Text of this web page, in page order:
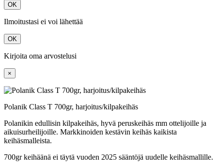
OK
Ilmoitustasi ei voi lähettää
OK
Kirjoita oma arvostelusi
×
Polanik Class T 700gr, harjoitus/kilpakeihäs
Polanikin edullisin kilpakeihäs, hyvä peruskeihäs mm ottelijoille ja
aikuisurheilijoille. Markkinoiden kestävin keihäs kaikista
keihäsmalleista.
700gr keihäänä ei täytä vuoden 2025 sääntöjä uudelle keihäsmallille.